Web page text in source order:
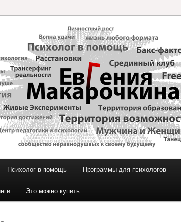
Макарочкиной
Психолог в помощь Программы для психологов
Это можно купить